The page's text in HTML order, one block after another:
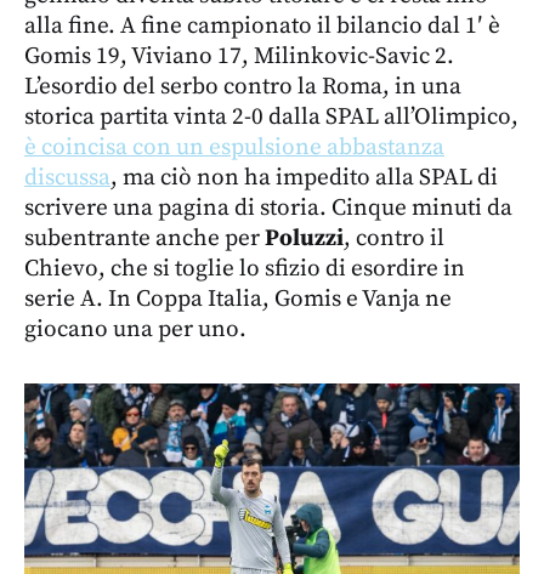
alla fine. A fine campionato il bilancio dal 1′ è
Gomis 19, Viviano 17, Milinkovic-Savic 2.
L’esordio del serbo contro la Roma, in una
storica partita vinta 2-0 dalla SPAL all’Olimpico,
è coincisa con un espulsione abbastanza
discussa, ma ciò non ha impedito alla SPAL di
scrivere una pagina di storia. Cinque minuti da
subentrante anche perPoluzzi, contro il
Chievo, che si toglie lo sfizio di esordire in
serie A. In Coppa Italia, Gomis e Vanja ne
giocano una per uno.